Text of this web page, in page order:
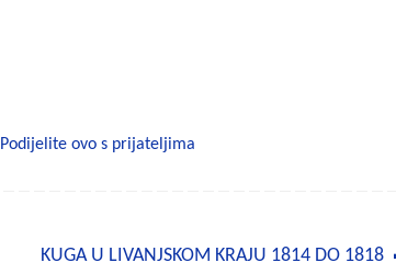
Podijelite ovo s prijateljima
KUGA U LIVANJSKOM KRAJU 1814 DO 1818